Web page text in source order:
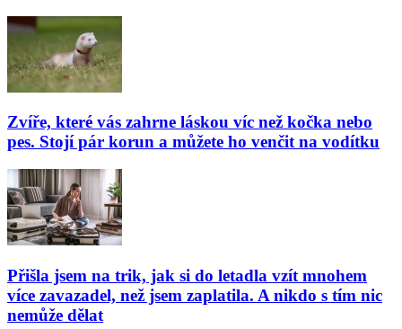
Zvíře, které vás zahrne láskou víc než kočka nebo
pes. Stojí pár korun a můžete ho venčit na vodítku
Přišla jsem na trik, jak si do letadla vzít mnohem
více zavazadel, než jsem zaplatila. A nikdo s tím nic
nemůže dělat